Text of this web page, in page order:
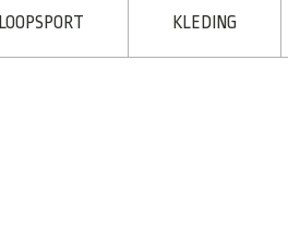
LOOPSPORT KLEDING